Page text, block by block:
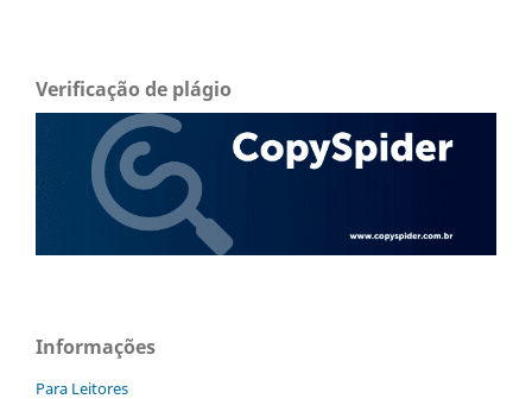
Verificação de plágio
Informações
Para Leitores